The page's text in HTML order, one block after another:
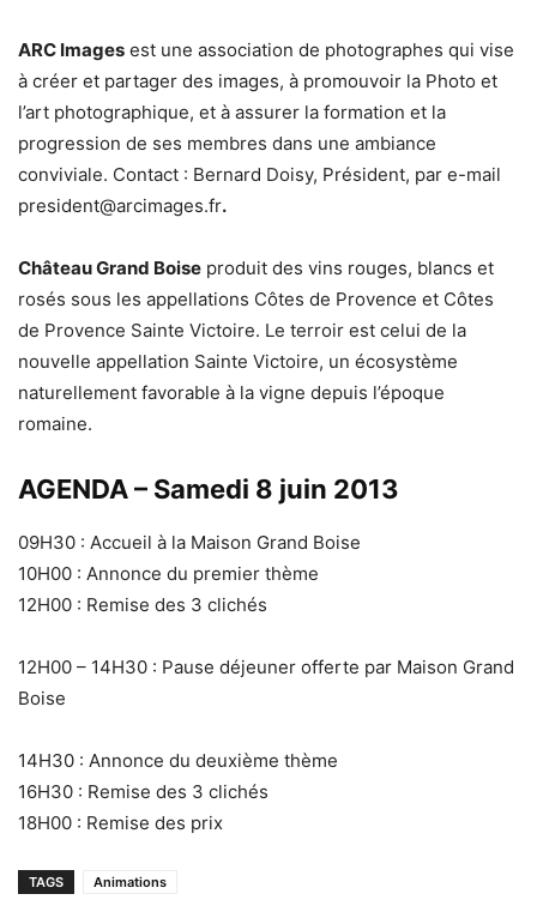
ARC Images est une association de photographes qui vise
à créer et partager des images, à promouvoir la Photo et
l’art photographique, et à assurer la formation et la
progression de ses membres dans une ambiance
conviviale. Contact : Bernard Doisy, Président, par e-mail
president@arcimages.fr.
Château Grand Boise produit des vins rouges, blancs et
rosés sous les appellations Côtes de Provence et Côtes
de Provence Sainte Victoire. Le terroir est celui de la
nouvelle appellation Sainte Victoire, un écosystème
naturellement favorable à la vigne depuis l’époque
romaine.
AGENDA – Samedi 8 juin 2013
09H30 : Accueil à la Maison Grand Boise
10H00 : Annonce du premier thème
12H00 : Remise des 3 clichés
12H00 – 14H30 : Pause déjeuner offerte par Maison Grand
Boise
14H30 : Annonce du deuxième thème
16H30 : Remise des 3 clichés
18H00 : Remise des prix
TAGS Animations